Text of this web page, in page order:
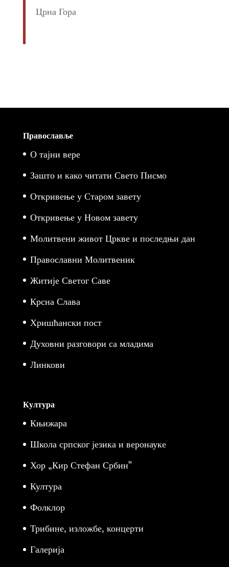
Црна Гора
Православље
О тајни вере
Зашто и како читати Свето Писмо
Откривење у Старом завету
Откривење у Новом завету
Молитвени живот Цркве и последњи дан
Православни Молитвеник
Житије Светог Саве
Крсна Слава
Хришћански пост
Духовни разговори са младима
Линкови
Култура
Књижара
Школа српског језика и веронауке
Хор „Кир Стефан Србин”
Култура
Фолклор
Трибине, изложбе, концерти
Галерија